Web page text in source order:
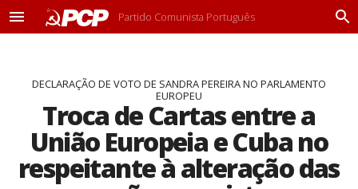
M
Partido Comunista Português
P
DECLARAÇÃO DE VOTO DE SANDRA PEREIRA NO PARLAMENTO
EUROPEU
Troca de Cartas entre a
União Europeia e Cuba no
respeitante à alteração das